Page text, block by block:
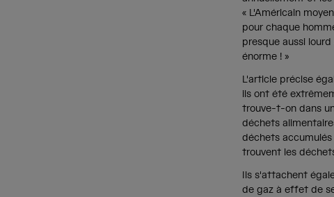
« L'Américain
pour chaque
presque aussi
énorme ! »
L'article précise
ils ont été
trouve-t-on dans
déchets
déchets accumulés
trouvent les
Ils s'attachent
de gaz à effet de